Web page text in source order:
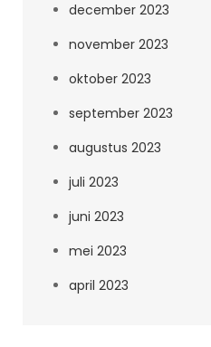
december 2023
november 2023
oktober 2023
september 2023
augustus 2023
juli 2023
juni 2023
mei 2023
april 2023